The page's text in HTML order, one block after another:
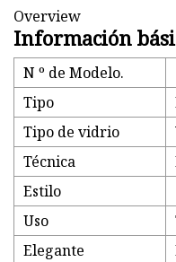
Overview
Información
N º de Modelo.
Tipo
Tipo de vidrio
Técnica
Estilo
Uso
Elegante